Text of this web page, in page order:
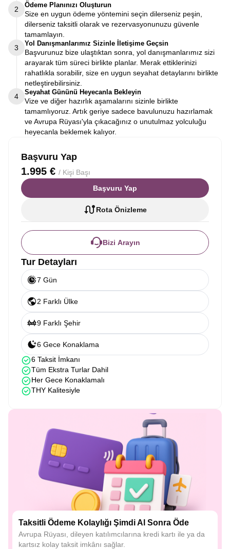
2
Ödeme Planınızı Oluşturun
Size en uygun ödeme yöntemini seçin dilerseniz peşin,
dilerseniz taksitli olarak ve rezervasyonunuzu güvenle
tamamlayın.
3
Yol Danışmanlarımız Sizinle İletişime Geçsin
Başvurunuz bize ulaştıktan sonra, yol danışmanlarımız sizi
arayarak tüm süreci birlikte planlar. Merak ettiklerinizi
rahatlıkla sorabilir, size en uygun seyahat detaylarını birlikte
netleştirebilirsiniz.
4
Seyahat Gününü Heyecanla Bekleyin
Vize ve diğer hazırlık aşamalarını sizinle birlikte
tamamlıyoruz. Artık geriye sadece bavulunuzu hazırlamak
ve Avrupa Rüyası'yla çıkacağınız o unutulmaz yolculuğu
heyecanla beklemek kalıyor.
Başvuru Yap
1.995 € / Kişi Başı
Başvuru Yap
Rota Önizleme
Bizi Arayın
Tur Detayları
7 Gün
2 Farklı Ülke
9 Farklı Şehir
6 Gece Konaklama
6 Taksit İmkanı
Tüm Ekstra Turlar Dahil
Her Gece Konaklamalı
THY Kalitesiyle
Taksitli Ödeme Kolaylığı Şimdi Al Sonra Öde
Avrupa Rüyası, dileyen katılımcılarına kredi kartı ile ya da
kartsız kolay taksit imkânı sağlar.